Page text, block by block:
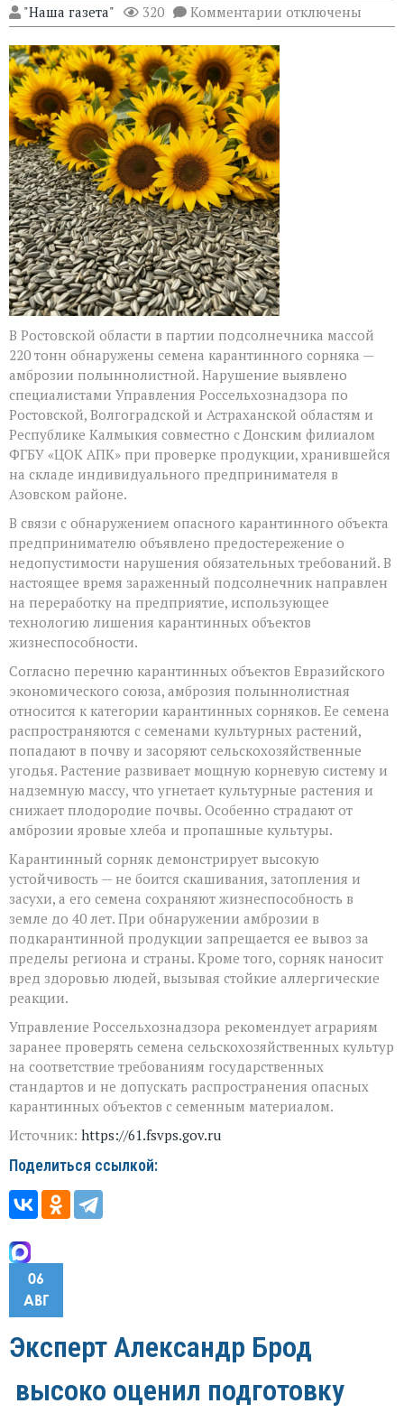
"Наша газета" 320 Комментарии к
записи
отключены
В Ростовской области в партии подсолнечника массой
220 тонн обнаружены семена карантинного сорняка —
амброзии полыннолистной. Нарушение выявлено
специалистами Управления Россельхознадзора по
Ростовской, Волгоградской и Астраханской областям и
Республике Калмыкия совместно с Донским филиалом
ФГБУ «ЦОК АПК» при проверке продукции, хранившейся
на складе индивидуального предпринимателя в
Азовском районе.
В связи с обнаружением опасного карантинного объекта
предпринимателю объявлено предостережение о
недопустимости нарушения обязательных требований. В
настоящее время зараженный подсолнечник направлен
на переработку на предприятие, использующее
технологию лишения карантинных объектов
жизнеспособности.
Согласно перечню карантинных объектов Евразийского
экономического союза, амброзия полыннолистная
относится к категории карантинных сорняков. Ее семена
распространяются с семенами культурных растений,
попадают в почву и засоряют сельскохозяйственные
угодья. Растение развивает мощную корневую систему и
надземную массу, что угнетает культурные растения и
снижает плодородие почвы. Особенно страдают от
амброзии яровые хлеба и пропашные культуры.
Карантинный сорняк демонстрирует высокую
устойчивость — не боится скашивания, затопления и
засухи, а его семена сохраняют жизнеспособность в
земле до 40 лет. При обнаружении амброзии в
подкарантинной продукции запрещается ее вывоз за
пределы региона и страны. Кроме того, сорняк наносит
вред здоровью людей, вызывая стойкие аллергические
реакции.
Управление Россельхознадзора рекомендует аграриям
заранее проверять семена сельскохозяйственных культур
на соответствие требованиям государственных
стандартов и не допускать распространения опасных
карантинных объектов с семенным материалом.
Источник: https://61.fsvps.gov.ru
Поделиться ссылкой:
06
АВГ
Эксперт Александр Брод
высоко оценил подготовку